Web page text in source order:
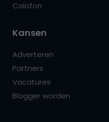
Colofon
Kansen
Adverteren
Partners
Vacatures
Blogger worden